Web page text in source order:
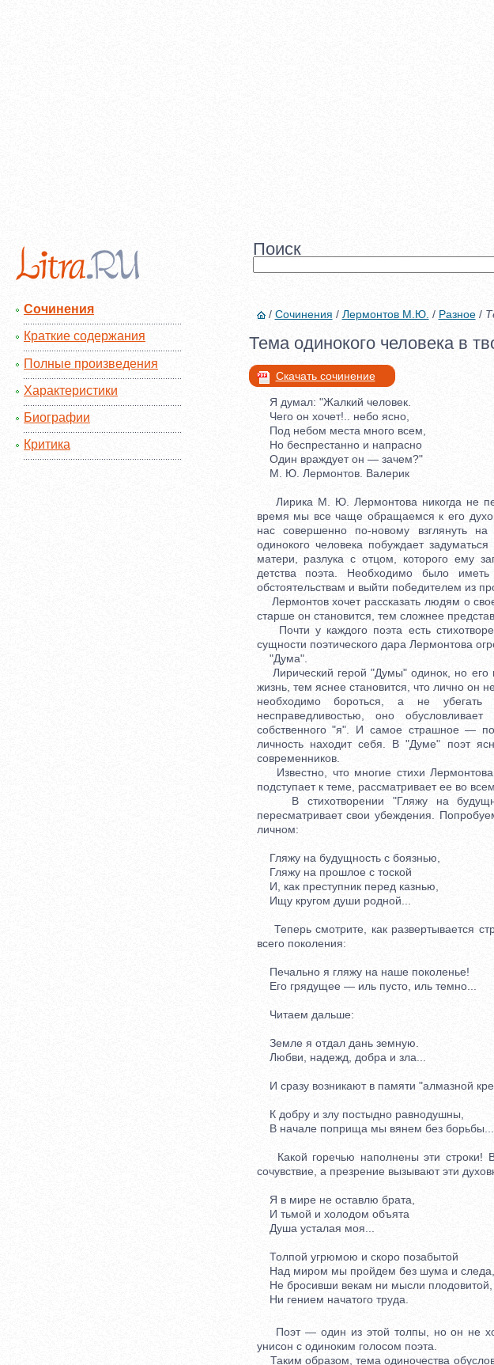
Поиск
Сочинения
Краткие содержания
Полные произведения
Характеристики
Биографии
Критика
/ Сочинения / Лермонтов М.Ю. / Разное/
Тема одинокого человека в
Скачать сочинение
Я думал: "Жалкий человек.
Чего он хочет!.. небо ясно,
Под небом места много всем,
Но беспрестанно и напрасно
Один враждует он — зачем?"
М. Ю. Лермонтов. Валерик
Лирика М. Ю. Лермонтова никогда не
время мы все чаще обращаемся к его
нас совершенно по-новому взглянуть
одинокого человека побуждает
матери, разлука с отцом, которого ему
детства поэта. Необходимо было
обстоятельствам и выйти победителем из
Лермонтов хочет рассказать людям о
старше он становится, тем сложнее
Почти у каждого поэта есть
сущности поэтического дара Лермонтова
"Дума".
Лирический герой "Думы" одинок, но его
жизнь, тем яснее становится, что лично
необходимо бороться, а не убегать
несправедливостью, оно
собственного "я". И самое страшное —
личность находит себя. В "Думе" поэт
современников.
Известно, что многие стихи
подступает к теме, рассматривает ее во
В стихотворении "Гляжу на
пересматривает свои убеждения.
личном:
Гляжу на будущность с боязнью,
Гляжу на прошлое с тоской
И, как преступник перед казнью,
Ищу кругом души родной...
Теперь смотрите, как развертывается
всего поколения:
Печально я гляжу на наше поколенье!
Его грядущее — иль пусто, иль темно...
Читаем дальше:
Земле я отдал дань земную.
Любви, надежд, добра и зла...
И сразу возникают в памяти "алмазной
К добру и злу постыдно равнодушны,
В начале поприща мы вянем без борьбы...
Какой горечью наполнены эти строки!
сочувствие, а презрение вызывают эти
Я в мире не оставлю брата,
И тьмой и холодом объята
Душа усталая моя...
Толпой угрюмою и скоро позабытой
Над миром мы пройдем без шума и следа,
Не бросивши векам ни мысли плодовитой,
Ни гением начатого труда.
Поэт — один из этой толпы, но он не
унисон с одиноким голосом поэта.
Таким образом, тема одиночества